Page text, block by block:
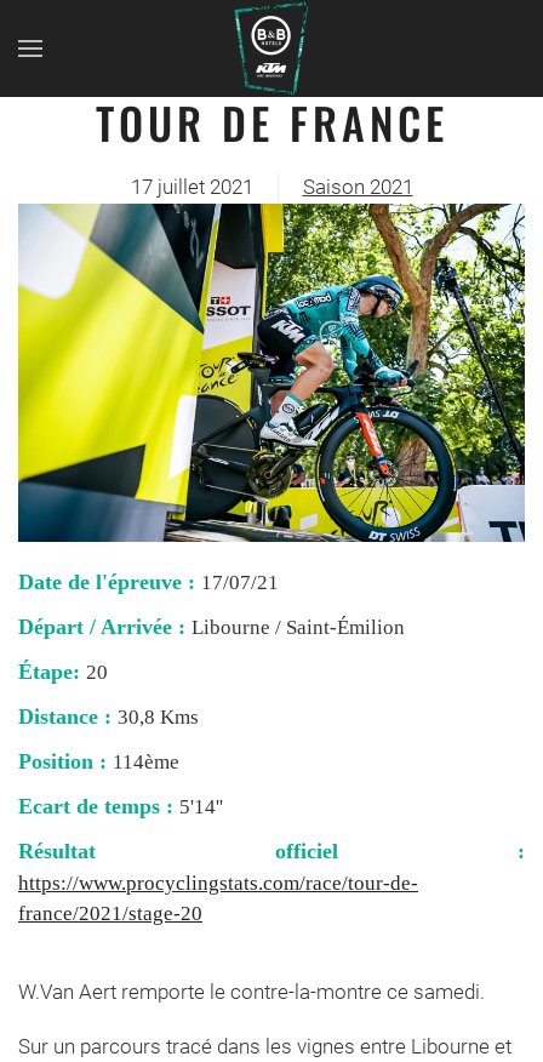
TOUR DE FRANCE
17 juillet 2021 Saison 2021
Date de l'épreuve : 17/07/21
Départ / Arrivée : Libourne / Saint-Émilion
Étape: 20
Distance : 30,8 Kms
Position : 114ème
Ecart de temps : 5'14''
Résultat officiel :
https://www.procyclingstats.com/race/tour-de-
france/2021/stage-20
W.Van Aert remporte le contre-la-montre ce samedi.
Sur un parcours tracé dans les vignes entre Libourne et